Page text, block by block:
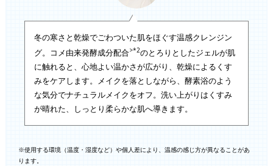
冬の寒さと乾燥でごわついた肌をほぐす温感クレンジン
グ。コメ由来発酵成分配合>*2のとろりとしたジェルが肌
に触れると、心地よい温かさが広がり、乾燥によるくす
みをケアします。メイクを落としながら、酵素浴のよう
な気分でナチュラルメイクをオフ。洗い上がりはくすみ
が晴れた、しっとり柔らかな肌へ導きます。
※使用する環境（温度・湿度など）や個人差により、温感の感じ方が異なることがあ
ります。